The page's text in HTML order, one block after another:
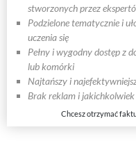
stworzonych przez
Podzielone tematycznie i
uczenia się
Pełny i wygodny dostęp z
lub komórki
Najtańszy i
Brak reklam i
Chcesz otrzymać